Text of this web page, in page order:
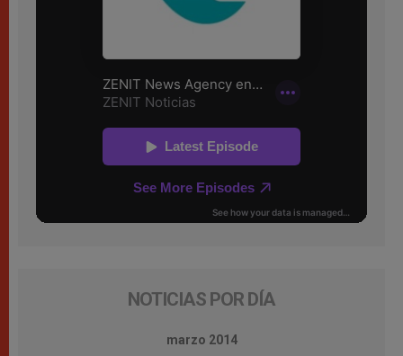
NOTICIAS POR DÍA
marzo 2014